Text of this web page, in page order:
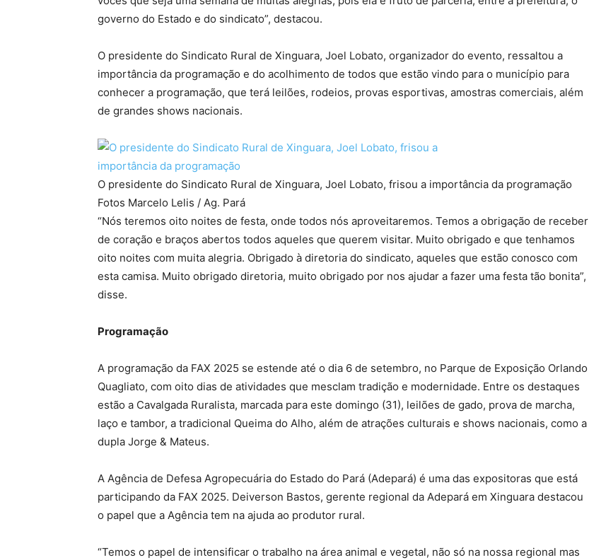
governo do Estado e do sindicato”, destacou.
O presidente do Sindicato Rural de Xinguara, Joel Lobato, organizador do evento, ressaltou a
importância da programação e do acolhimento de todos que estão vindo para o município para
conhecer a programação, que terá leilões, rodeios, provas esportivas, amostras comerciais, além
de grandes shows nacionais.
O presidente do Sindicato Rural de Xinguara, Joel Lobato, frisou a importância da programação
Fotos Marcelo Lelis / Ag. Pará
“Nós teremos oito noites de festa, onde todos nós aproveitaremos. Temos a obrigação de receber
de coração e braços abertos todos aqueles que querem visitar. Muito obrigado e que tenhamos
oito noites com muita alegria. Obrigado à diretoria do sindicato, aqueles que estão conosco com
esta camisa. Muito obrigado diretoria, muito obrigado por nos ajudar a fazer uma festa tão bonita”,
disse.
Programação
A programação da FAX 2025 se estende até o dia 6 de setembro, no Parque de Exposição Orlando
Quagliato, com oito dias de atividades que mesclam tradição e modernidade. Entre os destaques
estão a Cavalgada Ruralista, marcada para este domingo (31), leilões de gado, prova de marcha,
laço e tambor, a tradicional Queima do Alho, além de atrações culturais e shows nacionais, como a
dupla Jorge & Mateus.
A Agência de Defesa Agropecuária do Estado do Pará (Adepará) é uma das expositoras que está
participando da FAX 2025. Deiverson Bastos, gerente regional da Adepará em Xinguara destacou
o papel que a Agência tem na ajuda ao produtor rural.
“Temos o papel de intensificar o trabalho na área animal e vegetal, não só na nossa regional mas